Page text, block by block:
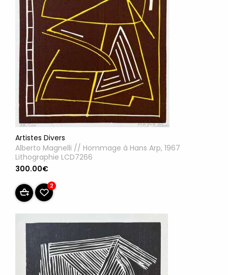
Artistes Divers
Alberto Magnelli // Hommage à Hans Arp, 1967
Lithographie LCD7266
300.00€
2